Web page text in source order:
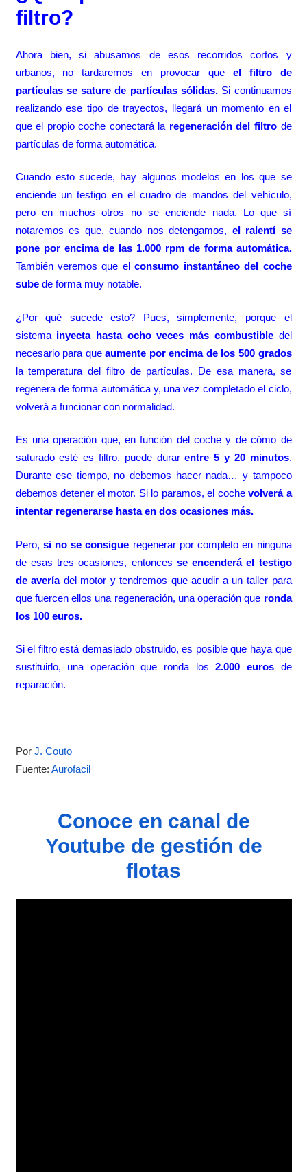
filtro?
Ahora bien, si abusamos de esos recorridos cortos y
urbanos, no tardaremos en provocar que el filtro de
partículas se sature de partículas sólidas.Si continuamos
realizando ese tipo de trayectos, llegará un momento en el
que el propio coche conectará la regeneración del filtro de
partículas de forma automática.
Cuando esto sucede, hay algunos modelos en los que se
enciende un testigo en el cuadro de mandos del vehículo,
pero en muchos otros no se enciende nada. Lo que sí
notaremos es que, cuando nos detengamos, el ralentí se
pone por encima de las 1.000 rpm de forma automática.
También veremos que elconsumo instantáneo del coche
sube de forma muy notable.
¿Por qué sucede esto? Pues, simplemente, porque el
sistema inyecta hasta ocho veces más combustibledel
necesario para queaumente por encima de los 500 grados
la temperatura del filtro de partículas. De esa manera, se
regenera de forma automática y, una vez completado el ciclo,
volverá a funcionar con normalidad.
Es una operación que, en función del coche y de cómo de
saturado esté es filtro, puede durarentre 5 y 20 minutos.
Durante ese tiempo, no debemos hacer nada… y tampoco
debemos detener el motor. Si lo paramos, el coche volverá a
intentar regenerarse hasta en dos ocasiones más.
Pero, si no se consigue regenerar por completo en ninguna
de esas tres ocasiones, entonces se encenderá el testigo
de avería del motor y tendremos que acudir a un taller para
que fuercen ellos una regeneración, una operación que ronda
los 100 euros.
Si el filtro está demasiado obstruido, es posible que haya que
sustituirlo, una operación que ronda los2.000 eurosde
reparación.
Por J. Couto
Fuente: Aurofacil
Conoce en canal de
Youtube de gestión de
flotas